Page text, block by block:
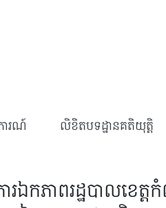
ារណ៍ លិខិតបទដ្ឋានគតិយុត្តិ
ារឯកភាពរដ្ឋបាល